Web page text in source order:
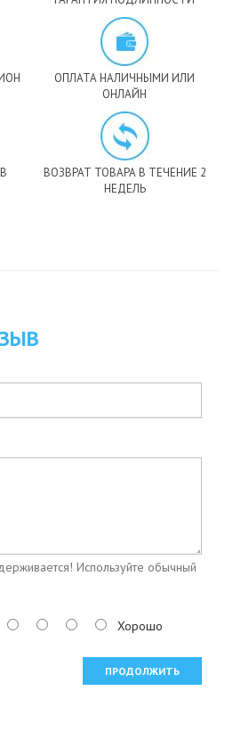
ОПЛАТА НАЛИЧНЫМИ ИЛИ
ОНЛАЙН
ВОЗВРАТ ТОВАРА В ТЕЧЕНИЕ 2
НЕДЕЛЬ
Используйте обычный
Хорошо
ПРОДОЛЖИТЬ